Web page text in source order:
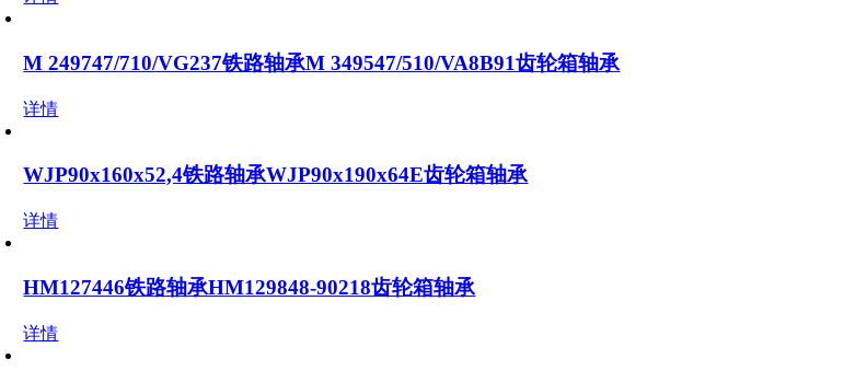
M 249747/710/VG237铁路轴承M 349547/510/VA8B91齿轮箱轴承
详情
WJP90x160x52,4铁路轴承WJP90x190x64E齿轮箱轴承
详情
HM127446铁路轴承HM129848-90218齿轮箱轴承
详情